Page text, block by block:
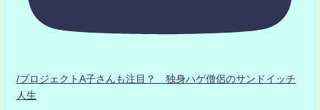
/プロジェクトA子さんも注目？ 独身ハゲ僧侶のサンドイッチ
人生